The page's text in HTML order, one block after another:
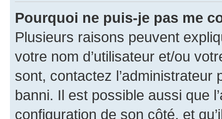
Pourquoi ne puis-je pas me
Plusieurs raisons peuvent
votre nom d’utilisateur et/ou
sont, contactez l’administrateur
banni. Il est possible aussi que
configuration de son côté, et